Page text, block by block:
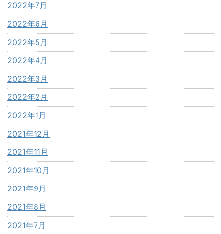
2022年7月
2022年6月
2022年5月
2022年4月
2022年3月
2022年2月
2022年1月
2021年12月
2021年11月
2021年10月
2021年9月
2021年8月
2021年7月